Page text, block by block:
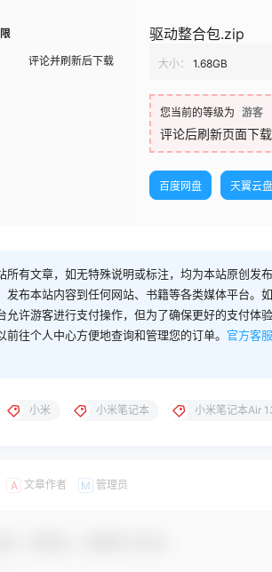
评论并刷新后下载
驱动整合包.zip
大小： 1.68GB
您当前的等级为 游客
评论后刷新页面下载
百度网盘 天翼云盘
所有文章，如无特殊说明或标注，均为本站原创发
发布本站内容到任何网站、书籍等各类媒体平台。
允许游客进行支付操作，但为了确保更好的支付体
前往个人中心方便地查询和管理您的订单。 官方客服
小米 小米笔记本 小米笔记本Air
A 文章作者 M 管理员